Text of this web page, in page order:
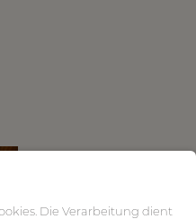
Die Verarbeitung dient